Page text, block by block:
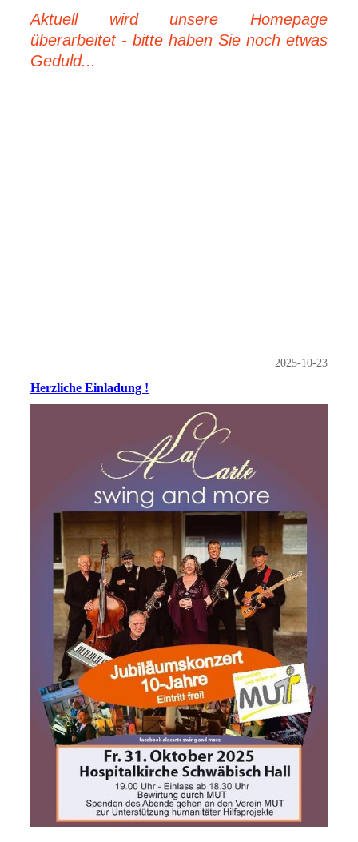
Aktuell wird unsere Homepage
überarbeitet - bitte haben Sie noch etwas
Geduld...
2025-10-23
Herzliche Einladung !